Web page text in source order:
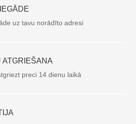
uz tavu norādīto adresi
ATGRIEŠANA
preci 14 dienu laikā